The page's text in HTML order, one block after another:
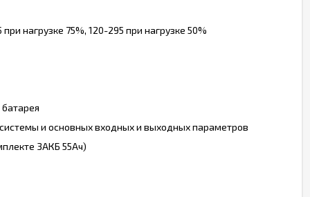
нагрузке 75%, 120-295 при нагрузке 50%
и основных входных и выходных параметров
3АКБ 55Ач)